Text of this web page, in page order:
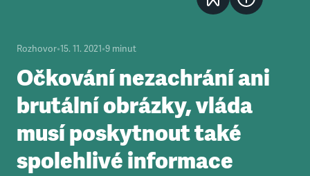
Rozhovor•15. 11. 2021•9 minut
Očkování nezachrání ani
brutální obrázky, vláda
musí poskytnout také
spolehlivé informace